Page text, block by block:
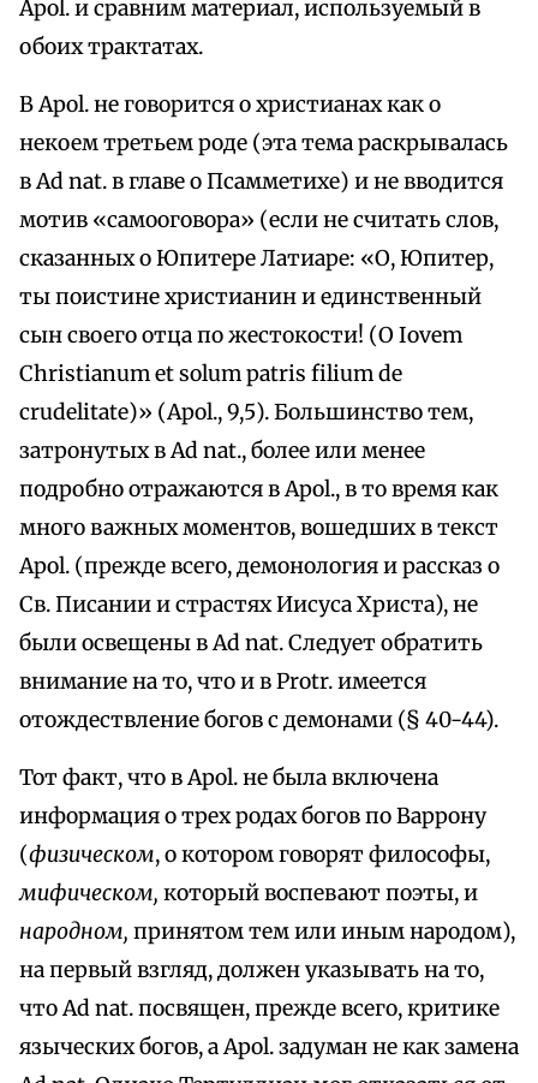
Apol. и сравним материал, используемый в
обоих трактатах.
В Apol. не говорится о христианах как о
некоем третьем роде (эта тема раскрывалась
в Ad nat. в главе о Псамметихе) и не вводится
мотив «самооговора» (если не считать слов,
сказанных о Юпитере Латиаре: «О, Юпитер,
ты поистине христианин и единственный
сын своего отца по жестокости! (О Iovem
Christianum et solum patris filium de
crudelitate)» (Apol., 9,5). Большинство тем,
затронутых в Ad nat., более или менее
подробно отражаются в Apol., в то время как
много важных моментов, вошедших в текст
Apol. (прежде всего, демонология и рассказ о
Св. Писании и страстях Иисуса Христа), не
были освещены в Ad nat. Следует обратить
внимание на то, что и в Protr. имеется
отождествление богов с демонами (§ 40-44).
Тот факт, что в Apol. не была включена
информация о трех родах богов по Варрону
(физическом, о котором говорят философы,
мифическом, который воспевают поэты, и
народном, принятом тем или иным народом),
на первый взгляд, должен указывать на то,
что Ad nat. посвящен, прежде всего, критике
языческих богов, a Apol. задуман не как замена